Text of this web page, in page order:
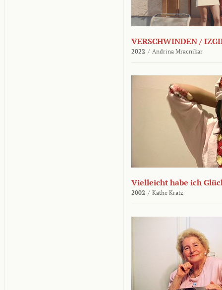
VERSCHWINDEN /
2022 / Andrina Mracnikar
Vielleicht habe ich
2002 / Käthe Kratz